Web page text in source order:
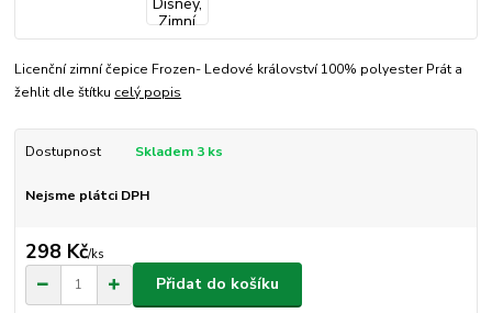
Licenční zimní čepice Frozen- Ledové království 100% polyester Prát a
žehlit dle štítku celý popis
Dostupnost Skladem 3 ks
Nejsme plátci DPH
298 Kč/ks
Přidat do košíku